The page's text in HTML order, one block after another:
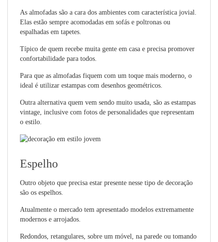
As almofadas são a cara dos ambientes com característica jovial.
Elas estão sempre acomodadas em sofás e poltronas ou
espalhadas em tapetes.
Típico de quem recebe muita gente em casa e precisa promover
confortabilidade para todos.
Para que as almofadas fiquem com um toque mais moderno, o
ideal é utilizar estampas com desenhos geométricos.
Outra alternativa quem vem sendo muito usada, são as estampas
vintage, inclusive com fotos de personalidades que representam
o estilo.
Espelho
Outro objeto que precisa estar presente nesse tipo de decoração
são os espelhos.
Atualmente o mercado tem apresentado modelos extremamente
modernos e arrojados.
Redondos, retangulares, sobre um móvel, na parede ou tomando